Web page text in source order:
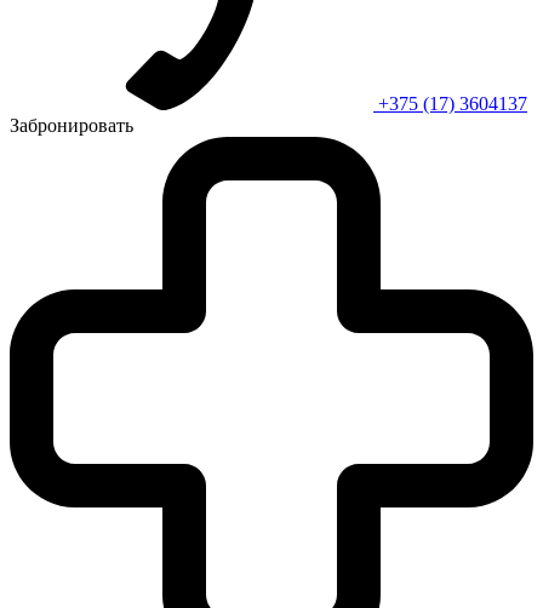
+375 (17) 3604137
Забронировать